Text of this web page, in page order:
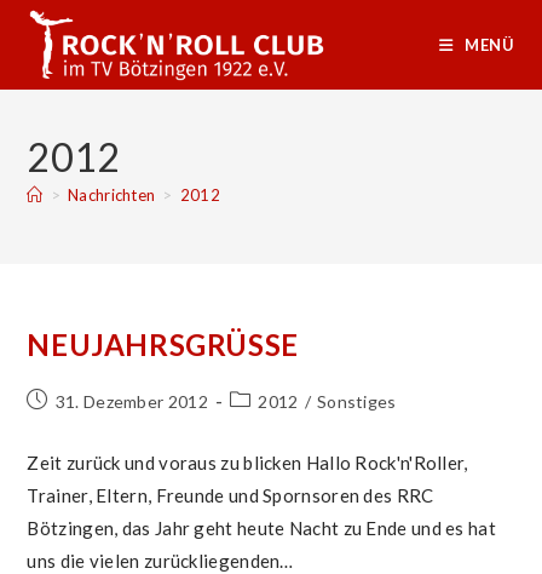
Zum
Inhalt
springen
MENÜ
2012
> Nachrichten > 2012
NEUJAHRSGRÜSSE
Beitrag31. Dezember 2012
Beitrags-
2012 / Sonstiges
Zeit zurück und voraus zu blicken Hallo Rock'n'Roller,
Trainer, Eltern, Freunde und Spornsoren des RRC
Bötzingen, das Jahr geht heute Nacht zu Ende und es hat
uns die vielen zurückliegenden…